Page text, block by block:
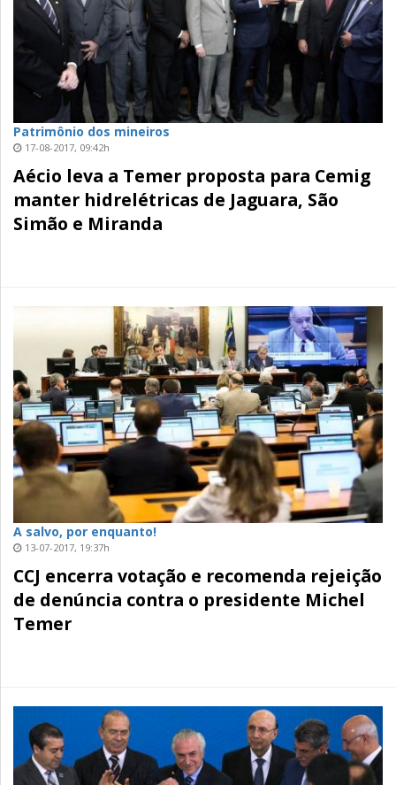
Patrimônio dos mineiros
17-08-2017, 09:42h
Aécio leva a Temer proposta para Cemig
manter hidrelétricas de Jaguara, São
Simão e Miranda
A salvo, por enquanto!
13-07-2017, 19:37h
CCJ encerra votação e recomenda rejeição
de denúncia contra o presidente Michel
Temer